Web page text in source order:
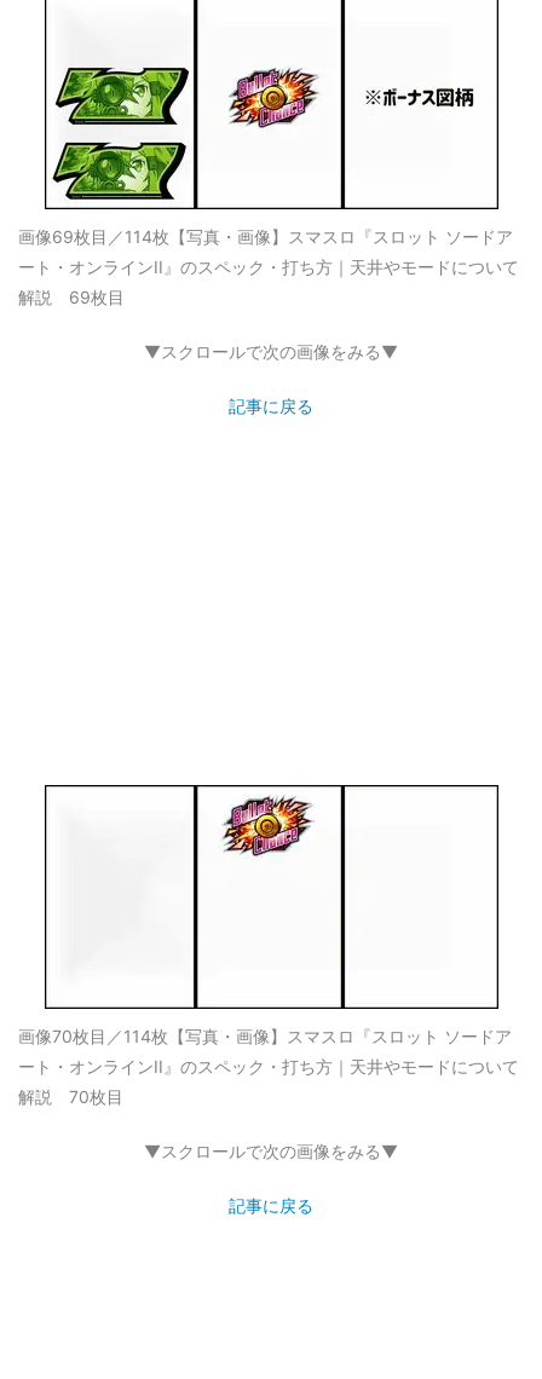
画像69枚目／114枚 【写真・画像】スマスロ『スロット ソードア
ート・オンラインII』のスペック・打ち方｜天井やモードについて
解説 69枚目
▼スクロールで次の画像をみる▼
記事に戻る
画像70枚目／114枚 【写真・画像】スマスロ『スロット ソードア
ート・オンラインII』のスペック・打ち方｜天井やモードについて
解説 70枚目
▼スクロールで次の画像をみる▼
記事に戻る